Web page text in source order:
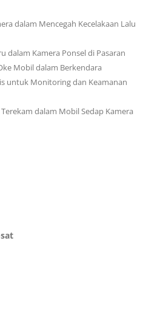
dalam Mencegah Kecelakaan Lalu
dalam Kamera Ponsel di Pasaran
Mobil dalam Berkendara
untuk Monitoring dan Keamanan
dalam Mobil Sedap Kamera